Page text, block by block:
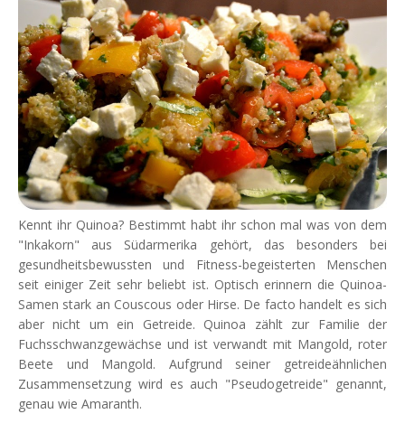
Kennt ihr Quinoa? Bestimmt habt ihr schon mal was von dem
"Inkakorn" aus Südarmerika gehört, das besonders bei
gesundheitsbewussten und Fitness-begeisterten Menschen
seit einiger Zeit sehr beliebt ist. Optisch erinnern die Quinoa-
Samen stark an Couscous oder Hirse. De facto handelt es sich
aber nicht um ein Getreide. Quinoa zählt zur Familie der
Fuchsschwanzgewächse und ist verwandt mit Mangold, roter
Beete und Mangold. Aufgrund seiner getreideähnlichen
Zusammensetzung wird es auch "Pseudogetreide" genannt,
genau wie Amaranth.